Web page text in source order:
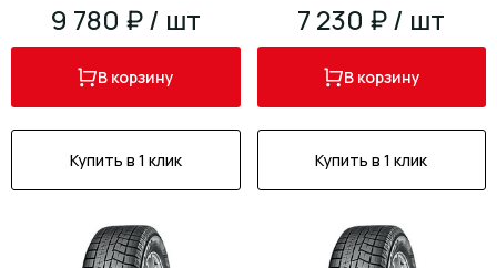
9 780 ₽ / шт
В корзину
Купить в 1 клик
7 230 ₽ / шт
В корзину
Купить в 1 клик